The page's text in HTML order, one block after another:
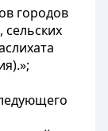
городов
сельских